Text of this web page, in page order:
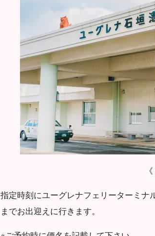
指定時刻にユーグレナフェリーターミ
までお出迎えに行きます。